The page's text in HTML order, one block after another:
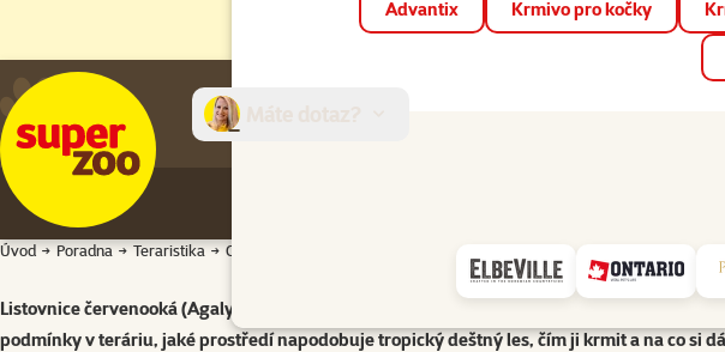
📱 Stáhněte si
Advantix Krmivo pro kočky
Úvod Poradna Teraristika Ostatní terarijní zvířata
Jak
Listovnice červenooká (Agalychnis callidryas) patří mezi nejkrásnější stromové žáby a je
podmínky v teráriu, jaké prostředí napodobuje tropický deštný les, čím ji krmit a na co si